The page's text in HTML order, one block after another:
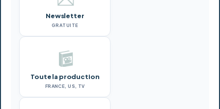
Newsletter
GRATUITE
Toute la production
FRANCE, US, TV